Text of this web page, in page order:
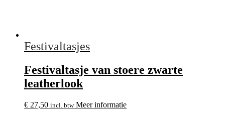
Festivaltasjes
Festivaltasje van stoere zwarte
leatherlook
€ 27,50 incl. btw Meer informatie